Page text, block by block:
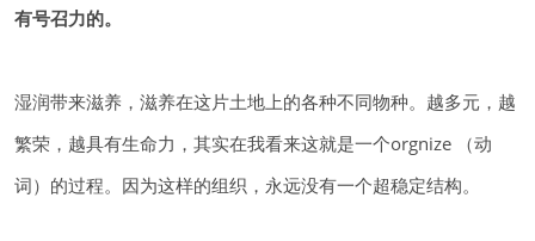
有号召力的。
湿润带来滋养，滋养在这片土地上的各种不同物种。越多元，越
繁荣，越具有生命力，其实在我看来这就是一个orgnize （动
词）的过程。因为这样的组织，永远没有一个超稳定结构。